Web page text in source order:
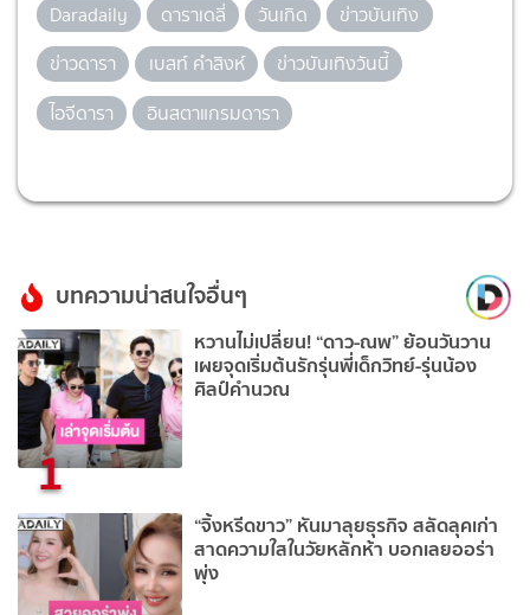
Daradaily ดาราเดลี่ วันเกิด
ข่าวบันเทิง
ข่าวดารา
เบสท์ คำสิงห์
ข่าวบันเทิงวันนี้
ไอจีดารา
อินสตาแกรมดารา
บทความน่าสนใจอื่นๆ
1
หวานไม่เปลี่ยน! “ดาว-ณพ” ย้อนวันวาน
เผยจุดเริ่มต้นรักรุ่นพี่เด็กวิทย์-รุ่นน้อง
ศิลป์คำนวณ
“จิ้งหรีดขาว” หันมาลุยธุรกิจ สลัดลุคเก่า
สาดความใสในวัยหลักห้า บอกเลยออร่า
พุ่ง